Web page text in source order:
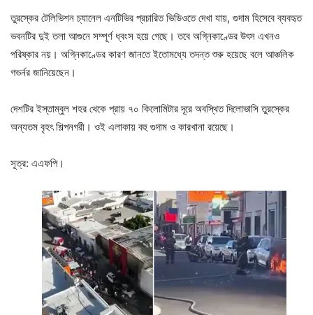
তুরস্কের টেলিভিশন চ্যানেল এনটিভির প্রচারিত ভিডিওতে দেখা যায়, গুদাম হিসেবে ব্যবহৃত
ভবনটির দুই তলা আগুনে সম্পূর্ণ ধ্বংস হয়ে গেছে। তবে অগ্নিকাণ্ডের উৎস এখনও
পরিষ্কার নয়। অগ্নিকাণ্ডের কারণ জানতে ইতোমধ্যে তদন্ত শুরু হয়েছে বলে আঞ্চলিক
গভর্নর জানিয়েছেন।
দেশটির ইস্তাম্বুল শহর থেকে প্রায় ৭০ কিলোমিটার দূরে অবস্থিত দিলোভাসি তুরস্কের
অন্যতম বৃহৎ শিল্পনগরী। ওই এলাকায় বহু গুদাম ও কারখানা রয়েছে।
সূত্র: এএফপি।